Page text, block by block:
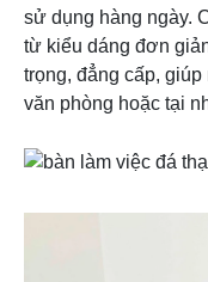
sử dụng hàng ngày.
từ kiểu dáng đơn
trọng, đẳng cấp,
văn phòng hoặc tại